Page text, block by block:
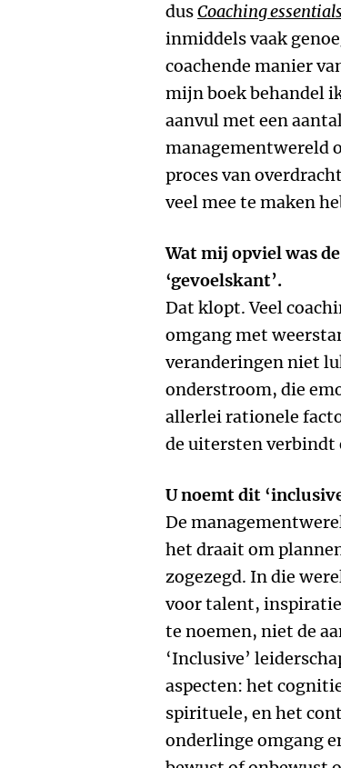
dusCoaching
inmiddels vaak
coachende manier
mijn boek behandel
aanvul met een
managementwereld
proces van
veel mee te maken
Wat mij opviel was
‘gevoelskant’.
Dat klopt. Veel
omgang met
veranderingen niet
onderstroom, die
allerlei rationele
de uitersten verbindt
U noemt dit
De
het draait om
zogezegd. In die
voor talent,
te noemen, niet de
‘Inclusive’
aspecten: het
spirituele, en het
onderlinge omgang